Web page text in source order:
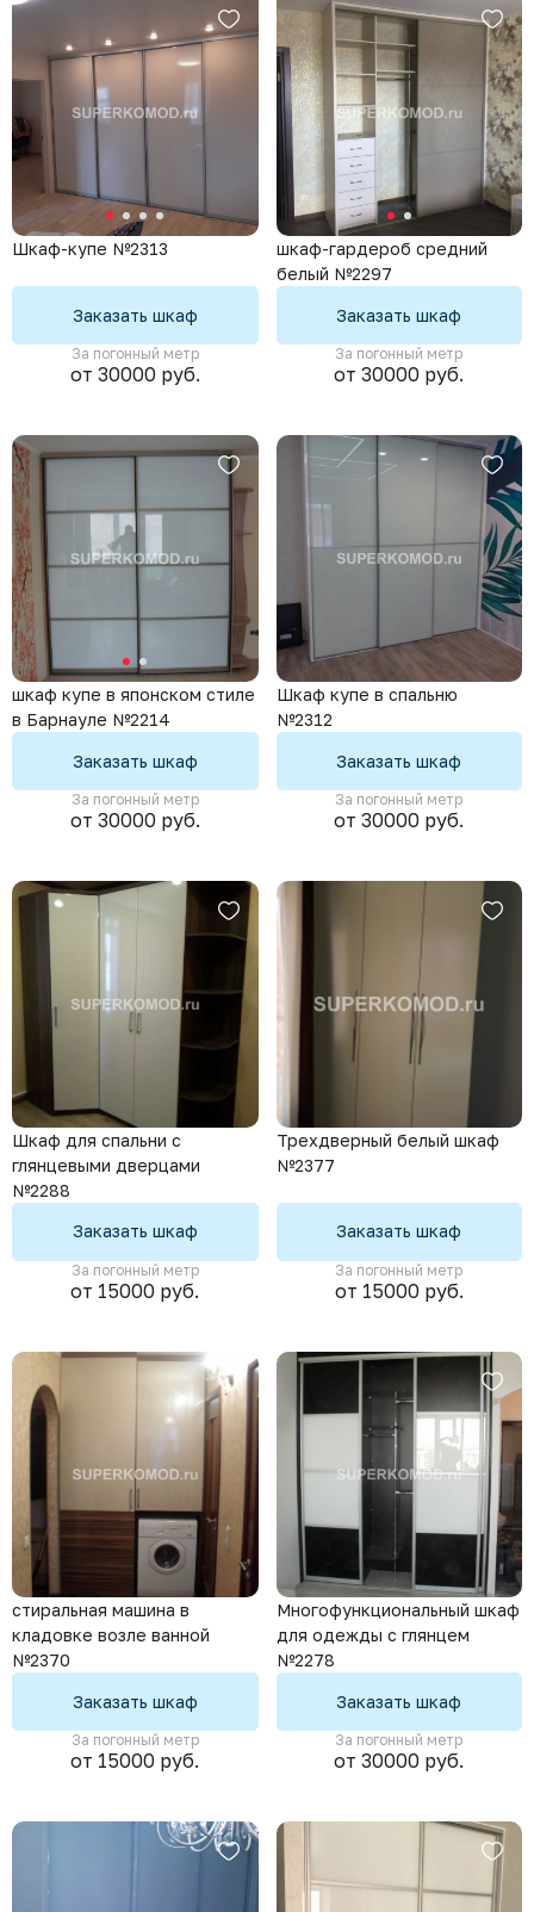
Шкаф-купе №2313
Заказать шкаф
За погонный метр
от 30000 руб.
шкаф-гардероб средний
белый №2297
Заказать шкаф
За погонный метр
от 30000 руб.
шкаф купе в японском стиле
в Барнауле №2214
Заказать шкаф
За погонный метр
от 30000 руб.
Шкаф купе в спальню
№2312
Заказать шкаф
За погонный метр
от 30000 руб.
Шкаф для спальни с
глянцевыми дверцами
№2288
Заказать шкаф
За погонный метр
от 15000 руб.
Трехдверный белый шкаф
№2377
Заказать шкаф
За погонный метр
от 15000 руб.
стиральная машина в
кладовке возле ванной
№2370
Заказать шкаф
За погонный метр
от 15000 руб.
Многофункциональный шкаф
для одежды с глянцем
№2278
Заказать шкаф
За погонный метр
от 30000 руб.